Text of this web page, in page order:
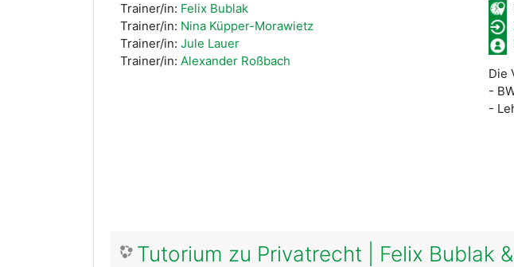
Die
-
-
Trainer/in: Felix Bublak
Trainer/in: Nina Küpper-Morawietz
Trainer/in: Jule Lauer
Trainer/in: Alexander Roßbach
Tutorium zu Privatrecht | Felix Bublak